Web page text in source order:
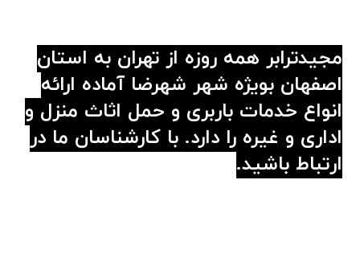
مجیدترابر همه روزه از تهران به استان
اصفهان بویژه شهر شهرضا آماده ارائه
انواع خدمات باربری و حمل اثاث منزل و
اداری و غیره را دارد. با کارشناسان ما در
ارتباط باشید.